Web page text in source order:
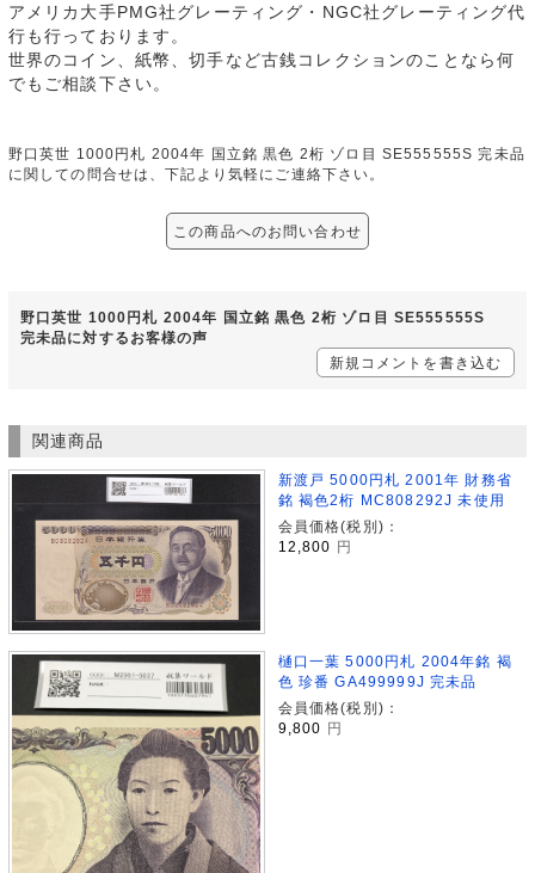
アメリカ大手PMG社グレーティング・NGC社グレーティング代
行も行っております。
世界のコイン、紙幣、切手など古銭コレクションのことなら何
でもご相談下さい。
野口英世 1000円札 2004年 国立銘 黒色 2桁 ゾロ目 SE555555S 完未品
に関しての問合せは、下記より気軽にご連絡下さい。
この商品へのお問い合わせ
野口英世 1000円札 2004年 国立銘 黒色 2桁 ゾロ目 SE555555S
完未品に対するお客様の声
新規コメントを書き込む
関連商品
新渡戸 5000円札 2001年 財務省
銘 褐色2桁 MC808292J 未使用
会員価格(税別)：
12,800
円
樋口一葉 5000円札 2004年銘 褐
色 珍番 GA499999J 完未品
会員価格(税別)：
9,800
円